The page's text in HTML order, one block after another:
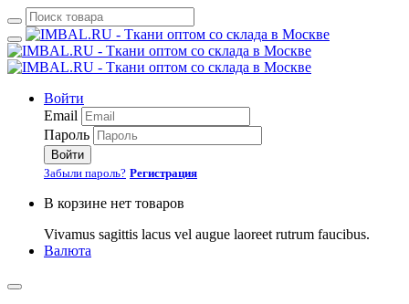
Войти
Email
Пароль
Войти
Забыли пароль? Регистрация
В корзине нет товаров
Vivamus sagittis lacus vel augue laoreet rutrum faucibus.
Валюта